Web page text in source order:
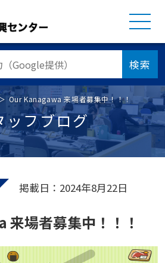
検索
Our Kanagawa 来場者募集中！！！
ッフブログ
掲載日：2024年8月22日
場者募集中！！！